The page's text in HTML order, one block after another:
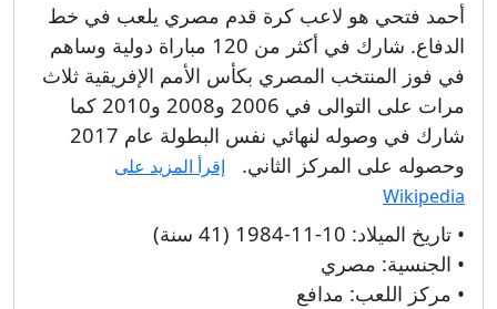
أحمد فتحي هو لاعب كرة قدم مصري يلعب في خط
الدفاع. شارك في أكثر من 120 مباراة دولية وساهم
في فوز المنتخب المصري بكأس الأمم الإفريقية ثلاث
مرات على التوالى في 2006 و2008 و2010 كما
شارك في وصوله لنهائي نفس البطولة عام 2017
وحصوله على المركز الثاني.
إقرأ المزيد على
Wikipedia
• تاريخ الميلاد: 10-11-1984 (41 سنة)
• الجنسية: مصري
• مركز اللعب: مدافع